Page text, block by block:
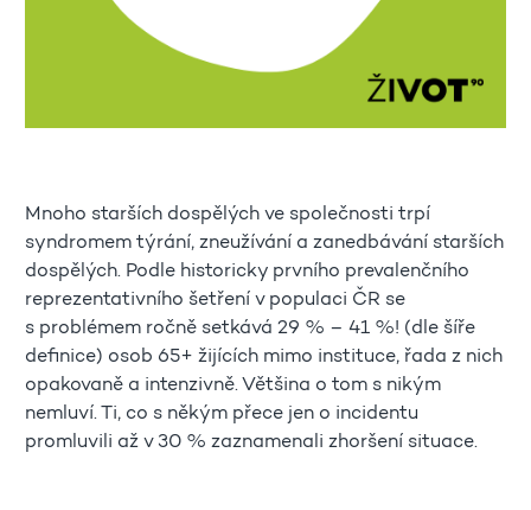
Mnoho starších dospělých ve společnosti trpí
syndromem týrání, zneužívání a zanedbávání starších
dospělých. Podle historicky prvního prevalenčního
reprezentativního šetření v populaci ČR se
s problémem ročně setkává 29 % – 41 %! (dle šíře
definice) osob 65+ žijících mimo instituce, řada z nich
opakovaně a intenzivně. Většina o tom s nikým
nemluví. Ti, co s někým přece jen o incidentu
promluvili až v 30 % zaznamenali zhoršení situace.